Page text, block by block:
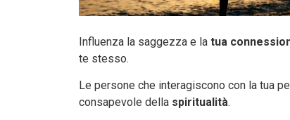
Influenza la saggezza e la tua
te stesso.
Le persone che interagiscono con la tua
consapevole della spiritualità.